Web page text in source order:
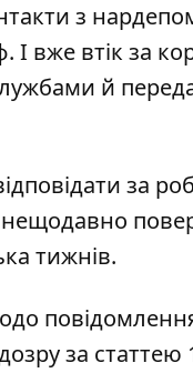
з
І вже втік за
й
за
тижнів.
за